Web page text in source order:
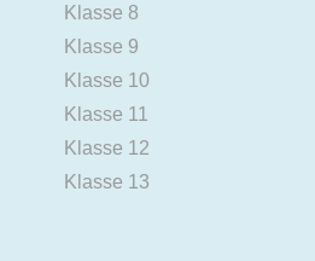
Klasse 8
Klasse 9
Klasse 10
Klasse 11
Klasse 12
Klasse 13